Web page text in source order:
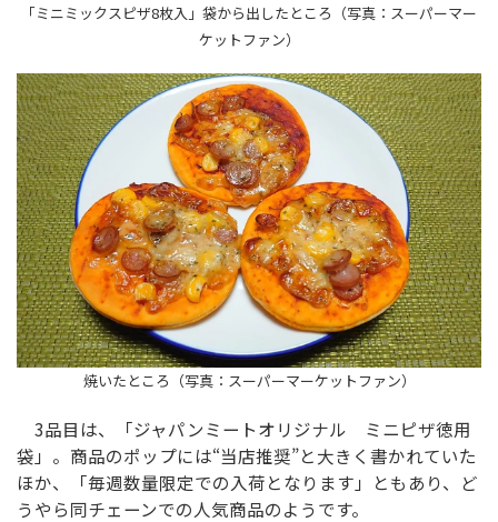
「ミニミックスピザ8枚入」袋から出したところ（写真：スーパーマー
ケットファン）
焼いたところ（写真：スーパーマーケットファン）
3品目は、「ジャパンミートオリジナル ミニピザ徳用
袋」。商品のポップには“当店推奨”と大きく書かれていた
ほか、「毎週数量限定での入荷となります」ともあり、ど
うやら同チェーンでの人気商品のようです。